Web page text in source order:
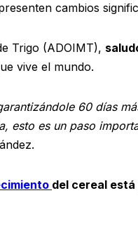
cambios
Trigo (ADOIMT),
vive el mundo.
60 días
esto es un paso
del cereal